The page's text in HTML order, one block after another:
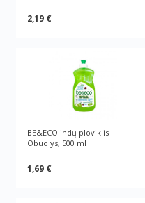
2,19 €
BE&ECO indų ploviklis
Obuolys, 500 ml
1,69 €